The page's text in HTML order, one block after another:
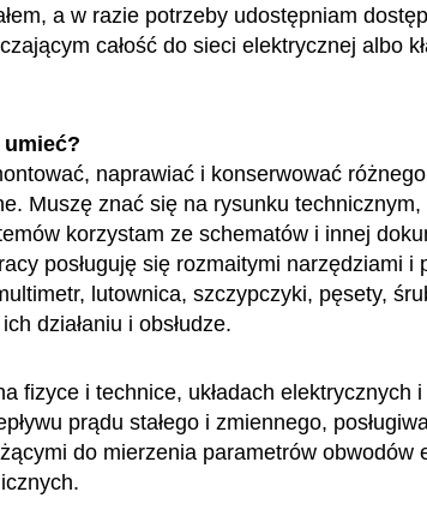
a w razie potrzeby udostępniam
całość do sieci elektrycznej albo
naprawiać i konserwować
Muszę znać się na rysunku
korzystam ze schematów i innej
posługuję się rozmaitymi narzędziami i
lutownica, szczypczyki, pęsety,
działaniu i obsłudze.
fizyce i technice, układach elektrycznych
prądu stałego i zmiennego,
do mierzenia parametrów obwodów